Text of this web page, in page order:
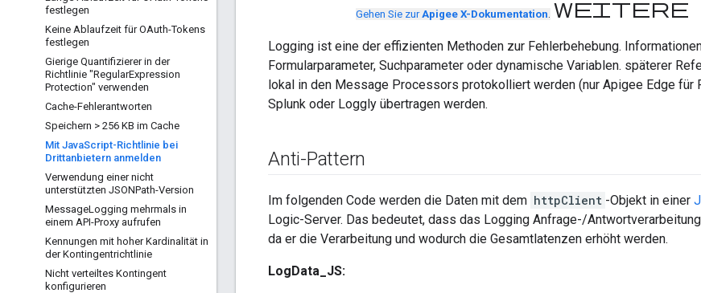
festlegen
Keine Ablaufzeit für OAuth-Tokens
festlegen
Gierige Quantifizierer in der
Richtlinie "RegularExpression
Protection" verwenden
Cache-Fehlerantworten
Speichern > 256 KB im Cache
Mit JavaScript-Richtlinie bei
Drittanbietern anmelden
Verwendung einer nicht
unterstützten JSONPath-Version
MessageLogging mehrmals in
einem API-Proxy aufrufen
Kennungen mit hoher Kardinalität in
der Kontingentrichtlinie
Nicht verteiltes Kontingent
konfigurieren
Gehen Sie zurApigee X-Dokumentation. Weitere
Logging ist eine der effizienten Methoden zur Fehlerbehebung.
Formularparameter, Suchparameter oder dynamische Variablen. späterer
lokal in den Message Processors protokolliert werden (nur Apigee Edge für
Splunk oder Loggly übertragen werden.
Anti-Pattern
Im folgenden Code werden die Daten mit dem httpClient -Objekt in einer
Logic-Server. Das bedeutet, dass das Logging Anfrage-/
da er die Verarbeitung und wodurch die Gesamtlatenzen erhöht werden.
LogData_JS: